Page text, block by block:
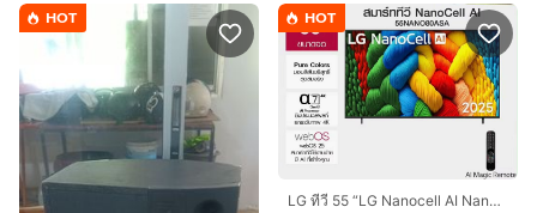
HOT HOT
LG ทีวี 55 “LG Nanocell AI Nano 80 4K Smart TV 2025 สินค้าพร้อมกล่องและคู่มือ